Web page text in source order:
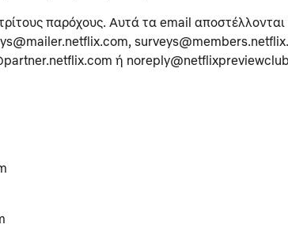
παρόχους. Αυτά τα email αποστέλλονται
ή